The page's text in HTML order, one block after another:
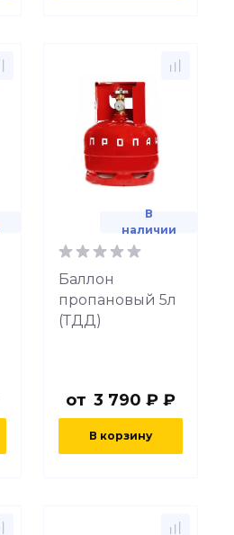
В
наличии
Баллон
пропановый 5л
(ТДД)
от 3 790 ₽ ₽
В корзину